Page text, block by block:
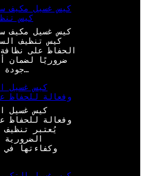
كيس غسيل مكيف
كيس
كيس غسيل مكيف
كيس تنظيف
الحفاظ على
ضروريًا لضمان
جودة هواء صحية داخل ال…
كيس غسيل
وفعالة للحفاظ
كيس غسيل
وفعالة للحفاظ
يُعتبر تنظيف
وكفاءتها